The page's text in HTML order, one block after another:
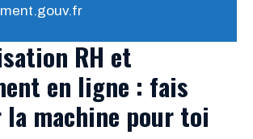
RH et
en ligne : fais
machine pour toi